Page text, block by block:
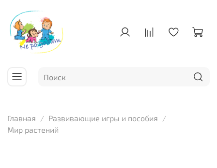
Главная
Развивающие игры и пособия
Мир растений